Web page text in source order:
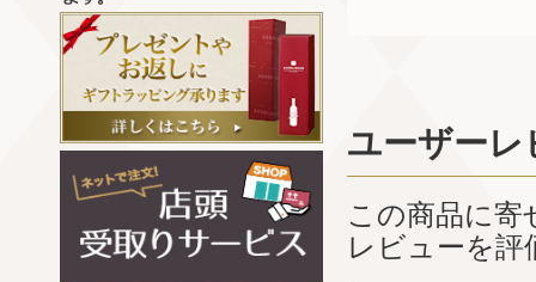
ユーザーレ
この商品に
レビューを評